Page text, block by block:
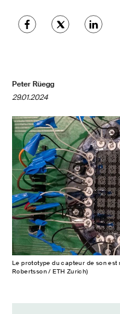
Peter Rüegg
29.01.2024
Le prototype du capteur de son
Robertsson / ETH Zurich)